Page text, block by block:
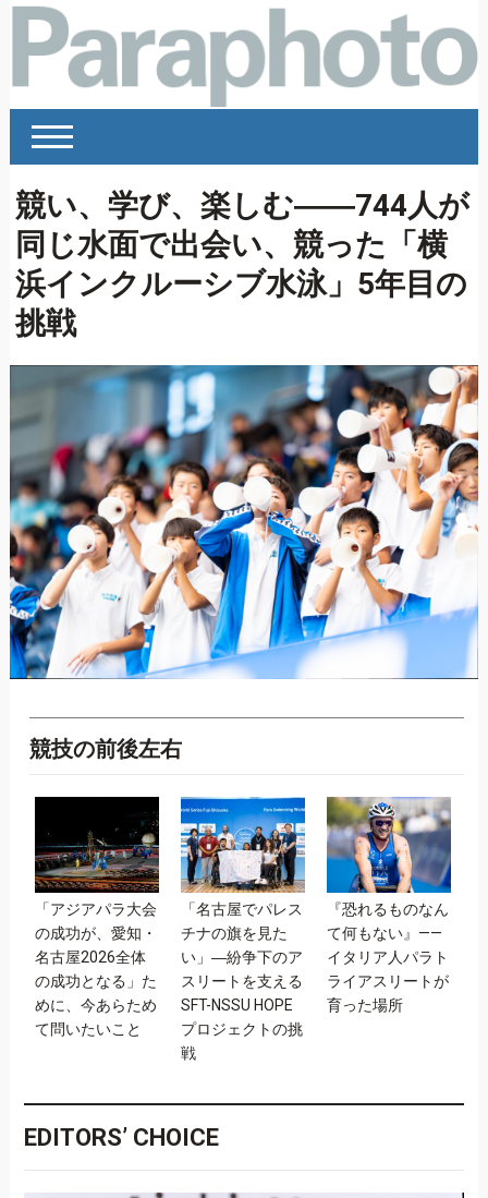
競い、学び、楽しむ――744人が
同じ水面で出会い、競った「横
浜インクルーシブ水泳」5年目の
挑戦
競技の前後左右
「アジアパラ大会
の成功が、愛知・
名古屋2026全体
の成功となる」た
めに、今あらため
て問いたいこと
「名古屋でパレス
チナの旗を見た
い」―紛争下のア
スリートを支える
SFT-NSSU HOPE
プロジェクトの挑
戦
『恐れるものなん
て何もない』——
イタリア人パラト
ライアスリートが
育った場所
EDITORS’ CHOICE